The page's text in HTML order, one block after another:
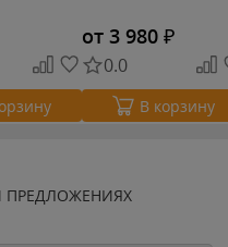
от 3 980 ₽
0.0
В корзину
ПРЕДЛОЖЕНИЯХ